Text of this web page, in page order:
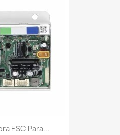
ESC Para...